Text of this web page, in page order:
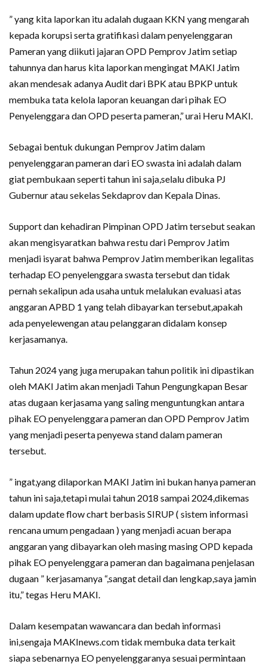
” yang kita laporkan itu adalah dugaan KKN yang mengarah
kepada korupsi serta gratifikasi dalam penyelenggaran
Pameran yang diikuti jajaran OPD Pemprov Jatim setiap
tahunnya dan harus kita laporkan mengingat MAKI Jatim
akan mendesak adanya Audit dari BPK atau BPKP untuk
membuka tata kelola laporan keuangan dari pihak EO
Penyelenggara dan OPD peserta pameran,” urai Heru MAKI.
Sebagai bentuk dukungan Pemprov Jatim dalam
penyelenggaran pameran dari EO swasta ini adalah dalam
giat pembukaan seperti tahun ini saja,selalu dibuka PJ
Gubernur atau sekelas Sekdaprov dan Kepala Dinas.
Support dan kehadiran Pimpinan OPD Jatim tersebut seakan
akan mengisyaratkan bahwa restu dari Pemprov Jatim
menjadi isyarat bahwa Pemprov Jatim memberikan legalitas
terhadap EO penyelenggara swasta tersebut dan tidak
pernah sekalipun ada usaha untuk melalukan evaluasi atas
anggaran APBD 1 yang telah dibayarkan tersebut,apakah
ada penyelewengan atau pelanggaran didalam konsep
kerjasamanya.
Tahun 2024 yang juga merupakan tahun politik ini dipastikan
oleh MAKI Jatim akan menjadi Tahun Pengungkapan Besar
atas dugaan kerjasama yang saling menguntungkan antara
pihak EO penyelenggara pameran dan OPD Pemprov Jatim
yang menjadi peserta penyewa stand dalam pameran
tersebut.
” ingat,yang dilaporkan MAKI Jatim ini bukan hanya pameran
tahun ini saja,tetapi mulai tahun 2018 sampai 2024,dikemas
dalam update flow chart berbasis SIRUP ( sistem informasi
rencana umum pengadaan ) yang menjadi acuan berapa
anggaran yang dibayarkan oleh masing masing OPD kepada
pihak EO penyelenggara pameran dan bagaimana penjelasan
dugaan ” kerjasamanya “,sangat detail dan lengkap,saya jamin
itu,” tegas Heru MAKI.
Dalam kesempatan wawancara dan bedah informasi
ini,sengaja MAKInews.com tidak membuka data terkait
siapa sebenarnya EO penyelenggaranya sesuai permintaan